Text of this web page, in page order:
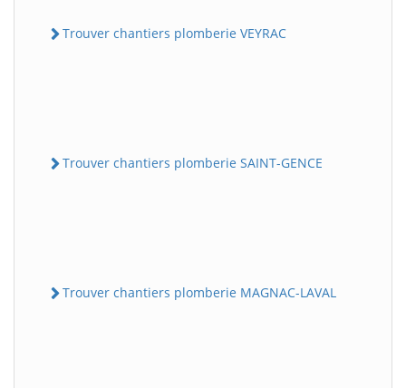
Trouver chantiers plomberie VEYRAC
Trouver chantiers plomberie SAINT-GENCE
Trouver chantiers plomberie MAGNAC-LAVAL